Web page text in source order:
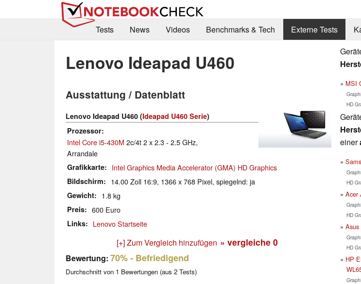
Tests
News Videos Benchmarks & Tech Externe Tests
Lenovo Ideapad U460
Ausstattung / Datenblatt
Lenovo Ideapad U460 (Ideapad U460 Serie)
Prozessor
Intel Core i5-430M 2c/4t 2 x 2.3 - 2.5 GHz,
Arrandale
Grafikkarte Intel Graphics Media Accelerator (GMA) HD Graphics
Bildschirm 14.00 Zoll 16:9, 1366 x 768 Pixel, spiegelnd: ja
Gewicht 1.8 kg
Preis 600 Euro
Links Lenovo Startseite
[+] Zum Vergleich hinzufügen » vergleiche 0
Bewertung: 70%- Befriedigend
Durchschnitt von 1 Bewertungen (aus 2 Tests)
MSI
HD
einer
HD
Acer
HD
Asus
HD
HP